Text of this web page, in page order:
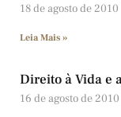
18 de agosto de 2010
Leia Mais »
Direito à Vida e
16 de agosto de 2010